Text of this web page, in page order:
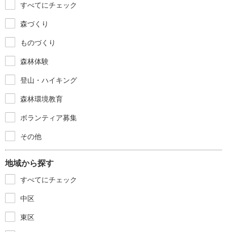
すべてにチェック
森づくり
ものづくり
森林体験
登山・ハイキング
森林環境教育
ボランティア募集
その他
地域から探す
すべてにチェック
中区
東区